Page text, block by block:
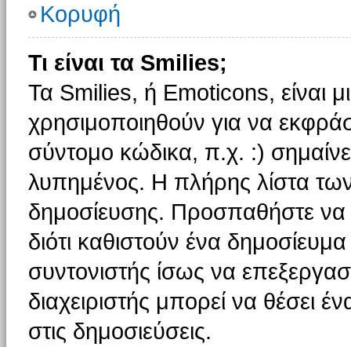
Κορυφή
Τι είναι τα Smilies;
Τα Smilies, ή Emoticons, είναι
χρησιμοποιηθούν για να
σύντομο κώδικα, π.χ. :)
λυπημένος. Η πλήρης λίστα των
δημοσίευσης. Προσπαθήστε να
διότι καθιστούν ένα
συντονιστής ίσως να
διαχειριστής μπορεί να θέσει
στις δημοσιεύσεις.